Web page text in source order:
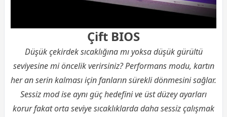
Çift BIOS
Düşük çekirdek sıcaklığına mı yoksa düşük gürültü
seviyesine mi öncelik verirsiniz? Performans modu, kartın
her an serin kalması için fanların sürekli dönmesini sağlar.
Sessiz mod ise aynı güç hedefini ve üst düzey ayarları
korur fakat orta seviye sıcaklıklarda daha sessiz çalışmak